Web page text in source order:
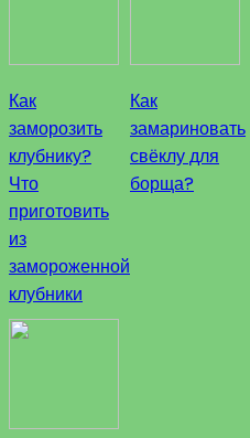
Как
заморозить
клубнику?
Что
приготовить
из
замороженной
клубники
Как
замариновать
свёклу для
борща?